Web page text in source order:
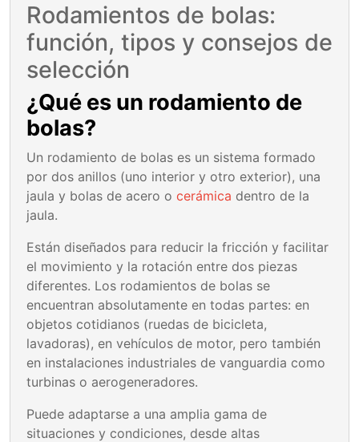
Rodamientos de bolas:
función, tipos y consejos de
selección
¿Qué es un rodamiento de
bolas?
Un rodamiento de bolas es un sistema formado
por dos anillos (uno interior y otro exterior), una
jaula y bolas de acero o cerámica dentro de la
jaula.
Están diseñados para reducir la fricción y facilitar
el movimiento y la rotación entre dos piezas
diferentes. Los rodamientos de bolas se
encuentran absolutamente en todas partes: en
objetos cotidianos (ruedas de bicicleta,
lavadoras), en vehículos de motor, pero también
en instalaciones industriales de vanguardia como
turbinas o aerogeneradores.
Puede adaptarse a una amplia gama de
situaciones y condiciones, desde altas